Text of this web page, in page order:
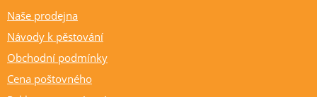
Naše prodejna
Návody k pěstování
Obchodní podmínky
Cena poštovného